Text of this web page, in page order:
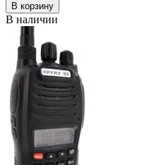
В корзину
В наличии